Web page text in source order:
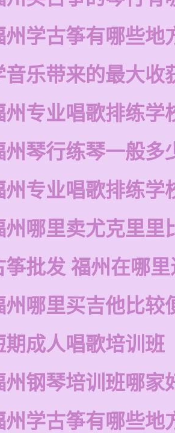
州学古筝有哪些地
音乐带来的最大收
州专业唱歌排练学
州琴行练琴一般多
州专业唱歌排练学
州哪里卖尤克里里
筝批发 福州在哪
州哪里买吉他比较
期成人唱歌培训班
州钢琴培训班哪家
州学古筝有哪些地